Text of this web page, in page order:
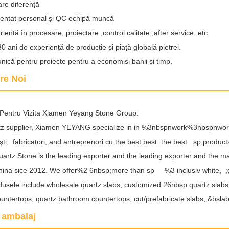
diferență
personal și QC echipă muncă
în procesare, proiectare ,control calitate ,after service. etc
ani de experiență de producție și piață globală pietrei.
pentru proiecte pentru a economisi banii și timp.
Noi
Vizita Xiamen Yeyang Stone Group.
supplier, Xiamen YEYANG specialize in in
fabricatori, and antreprenori cu the best best the best
Stone is the leading exporter and the leading exporter and the
sice 2012. We offer%2 6nbsp;more than sp %3 inclusiv white,
include wholesale quartz slabs, customized 26nbsp quartz
quartz bathroom countertops, cut/prefabricate